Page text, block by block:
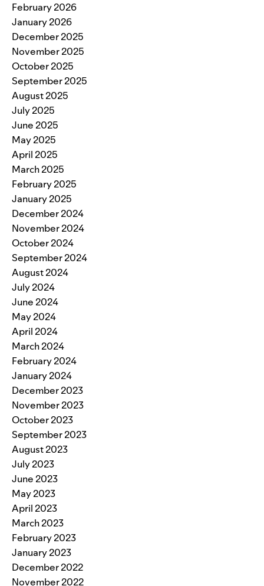
February 2026
January 2026
December 2025
November 2025
October 2025
September 2025
August 2025
July 2025
June 2025
May 2025
April 2025
March 2025
February 2025
January 2025
December 2024
November 2024
October 2024
September 2024
August 2024
July 2024
June 2024
May 2024
April 2024
March 2024
February 2024
January 2024
December 2023
November 2023
October 2023
September 2023
August 2023
July 2023
June 2023
May 2023
April 2023
March 2023
February 2023
January 2023
December 2022
November 2022